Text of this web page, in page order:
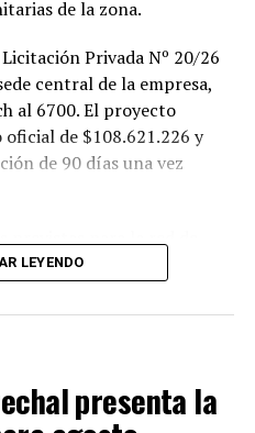
de la zona.
Privada Nº 20/26
central de la empresa,
al 6700. El proyecto
de $108.621.226 y
de 90 días una vez
de unos 355 metros
Los trabajos se
comprendidos por
y Génova Bis.
la extensión de
LEYENDO
presenta la